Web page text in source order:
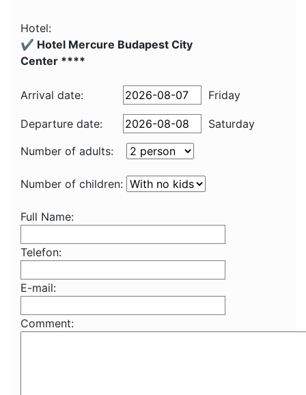
Hotel:
✔️ Hotel Mercure Budapest City
Center ****
Arrival date: Friday
Departure date:
Saturday
Number of adults:
Number of children:
Full Name:
Telefon:
E-mail:
Comment: